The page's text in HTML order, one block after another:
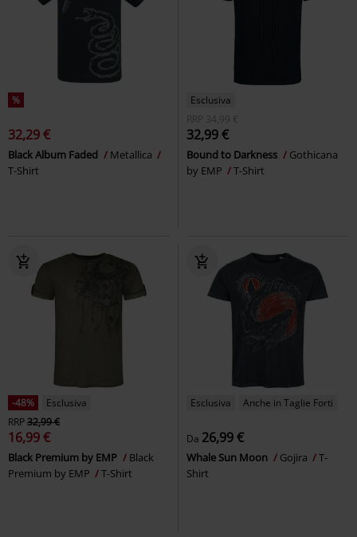
%
32,29 €
Black Album Faded
Metallica
T-Shirt
Esclusiva
RRP
34,99 €
32,99 €
Bound to Darkness
Gothicana
by EMP
T-Shirt
-48%
Esclusiva
RRP32,99 €
16,99 €
Black Premium by EMP
Black
Premium by EMP
T-Shirt
Esclusiva Anche in Taglie Forti
Da 26,99 €
Whale Sun Moon Gojira
T-
Shirt